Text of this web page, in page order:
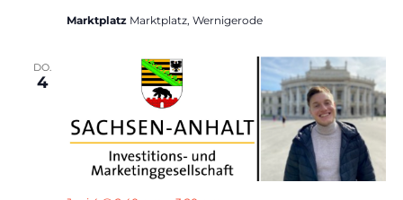
Marktplatz Marktplatz, Wernigerode
DO.
4